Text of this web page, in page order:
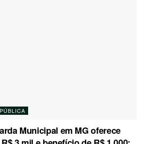
Municipal em MG oferece